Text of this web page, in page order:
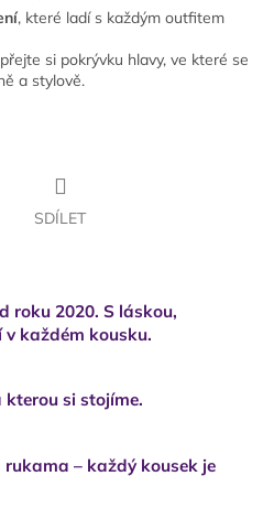
, které ladí s každým outfitem
si pokrývku hlavy, ve které se
a stylově.
SDÍLET
roku 2020. S láskou,
každém kousku.
kterou si stojíme.
– každý kousek je